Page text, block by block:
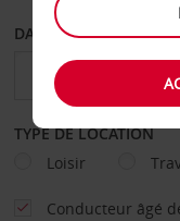
DATE DE DÉPART
TYPE DE LOCATION
Loisir
Conducteur âgé